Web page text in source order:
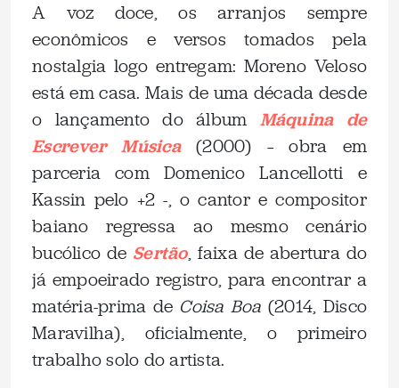
A voz doce, os arranjos sempre
econômicos e versos tomados pela
nostalgia logo entregam: Moreno Veloso
está em casa. Mais de uma década desde
o lançamento do álbum Máquina de
Escrever Música(2000) – obra em
parceria com Domenico Lancellotti e
Kassin pelo +2 -, o cantor e compositor
baiano regressa ao mesmo cenário
bucólico de Sertão, faixa de abertura do
já empoeirado registro, para encontrar a
matéria-prima de Coisa Boa (2014, Disco
Maravilha), oficialmente, o primeiro
trabalho solo do artista.